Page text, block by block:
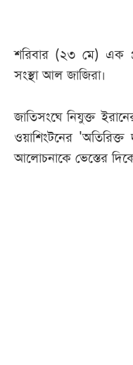
পেপার
শরিবার (২৩ মে) এক
সংস্থা আল জাজিরা।
জাতিসংঘে নিযুক্ত
ওয়াশিংটনের 'অতিরিক্ত
আলোচনাকে ভেস্তের